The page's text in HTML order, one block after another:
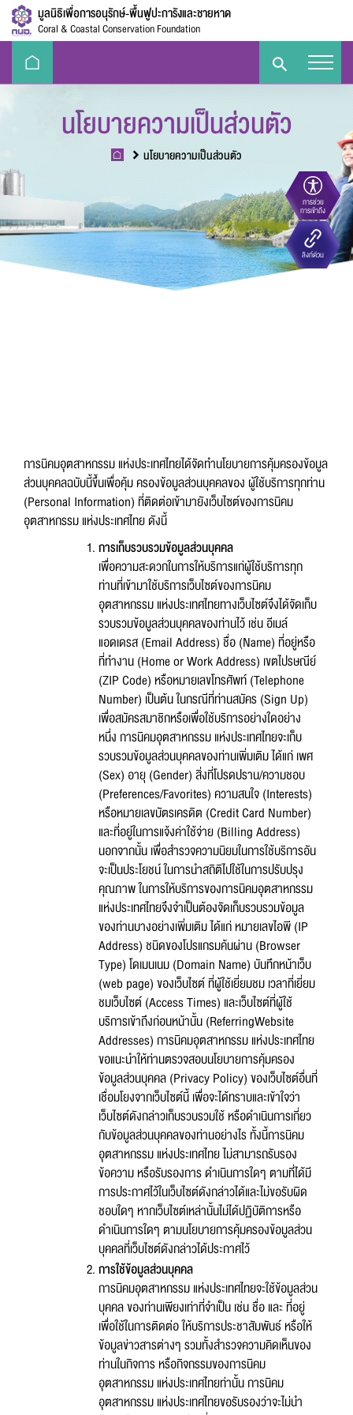
มูลนิธิเพื่อการอนุรักษ์-พื้นฟูปะการังและชายหาด
Coral & Coastal Conservation Foundation
ขนาดตัวอักษร
ความตัดกันของสี
การช่วย
การเข้าถึง
Eco-
Challenge
e-Library Handbook E-PP ลิงก์ด่วน
นโยบายความเป็นส่วนตัว
นโยบายความเป็นส่วนตัว
การนิคมอุตสาหกรรม แห่งประเทศไทยได้จัดทำนโยบายการคุ้มครองข้อมูล
ส่วนบุคคลฉบับนี้ขึ้นเพื่อคุ้ม ครองข้อมูลส่วนบุคคลของ ผู้ใช้บริการทุกท่าน
(Personal Information) ที่ติดต่อเข้ามายังเว็บไซต์ของการนิคม
อุตสาหกรรม แห่งประเทศไทย ดังนี้
การเก็บรวบรวมข้อมูลส่วนบุคคล
เพื่อความสะดวกในการให้บริการแก่ผู้ใช้บริการทุก
ท่านที่เข้ามาใช้บริการเว็บไซต์ของการนิคม
อุตสาหกรรม แห่งประเทศไทยทางเว็บไซต์จึงได้จัดเก็บ
รวบรวมข้อมูลส่วนบุคคลของท่านไว้ เช่น อีเมล์
แอดเดรส (Email Address) ชื่อ (Name) ที่อยู่หรือ
ที่ทำงาน (Home or Work Address) เขตไปรษณีย์
(ZIP Code) หรือหมายเลขโทรศัพท์ (Telephone
Number) เป็นต้น ในกรณีที่ท่านสมัคร (Sign Up)
เพื่อสมัครสมาชิกหรือเพื่อใช้บริการอย่างใดอย่าง
หนึ่ง การนิคมอุตสาหกรรม แห่งประเทศไทยจะเก็บ
รวบรวมข้อมูลส่วนบุคคลของท่านเพิ่มเติม ได้แก่ เพศ
(Sex) อายุ (Gender) สิ่งที่โปรดปราน/ความชอบ
(Preferences/Favorites) ความสนใจ (Interests)
หรือหมายเลขบัตรเครดิต (Credit Card Number)
และที่อยู่ในการแจ้งค่าใช้จ่าย (Billing Address)
นอกจากนั้น เพื่อสำรวจความนิยมในการใช้บริการอัน
จะเป็นประโยชน์ ในการนำสถิติไปใช้ในการปรับปรุง
คุณภาพ ในการให้บริการของการนิคมอุตสาหกรรม
แห่งประเทศไทยจึงจำเป็นต้องจัดเก็บรวบรวมข้อมูล
ของท่านบางอย่างเพิ่มเติม ได้แก่ หมายเลขไอพี (IP
Address) ชนิดของโปรแกรมค้นผ่าน (Browser
Type) โดเมนเนม (Domain Name) บันทึกหน้าเว็บ
(web page) ของเว็บไซต์ ที่ผู้ใช้เยี่ยมชม เวลาที่เยี่ยม
ชมเว็บไซต์ (Access Times) และเว็บไซต์ที่ผู้ใช้
บริการเข้าถึงก่อนหน้านั้น (ReferringWebsite
Addresses) การนิคมอุตสาหกรรม แห่งประเทศไทย
ขอแนะนำให้ท่านตรวจสอบนโยบายการคุ้มครอง
ข้อมูลส่วนบุคคล (Privacy Policy) ของเว็บไซต์อื่นที่
เชื่อมโยงจากเว็บไซต์นี้ เพื่อจะได้ทราบและเข้าใจว่า
เว็บไซต์ดังกล่าวเก็บรวบรวมใช้ หรือดำเนินการเกี่ยว
กับข้อมูลส่วนบุคคลของท่านอย่างไร ทั้งนี้การนิคม
อุตสาหกรรม แห่งประเทศไทย ไม่สามารถรับรอง
ข้อความ หรือรับรองการ ดำเนินการใดๆ ตามที่ได้มี
การประกาศไว้ในเว็บไซต์ดังกล่าวได้และไม่ขอรับผิด
ชอบใดๆ หากเว็บไซต์เหล่านั้นไม่ได้ปฏิบัติการหรือ
ดำเนินการใดๆ ตามนโยบายการคุ้มครองข้อมูลส่วน
บุคคลที่เว็บไซต์ดังกล่าวได้ประกาศไว้
การใช้ข้อมูลส่วนบุคคล
การนิคมอุตสาหกรรม แห่งประเทศไทยจะใช้ข้อมูลส่วน
บุคคล ของท่านเพียงเท่าที่จำเป็น เช่น ชื่อ และ ที่อยู่
เพื่อใช้ในการติดต่อ ให้บริการประชาสัมพันธ์ หรือให้
ข้อมูลข่าวสารต่างๆ รวมทั้งสำรวจความคิดเห็นของ
ท่านในกิจการ หรือกิจกรรมของการนิคม
อุตสาหกรรม แห่งประเทศไทยท่านั้น การนิคม
อุตสาหกรรม แห่งประเทศไทยขอรับรองว่าจะไม่นำ
แบบฟอร์มการติดต่อ